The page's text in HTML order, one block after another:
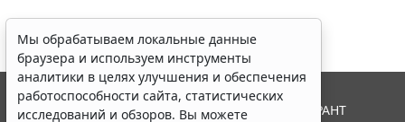
Мы обрабатываем локальные данные
браузера и используем инструменты
аналитики в целях улучшения и обеспечения
работоспособности сайта, статистических
исследований и обзоров. Вы можете
© ООО "НПП "ГАРАНТ-СЕРВИС", 2026. Система ГАРАНТ